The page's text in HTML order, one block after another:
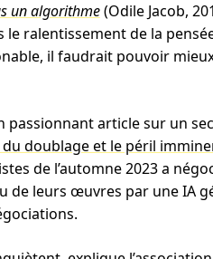
un algorithme(Odile Jacob,
ralentissement de la
il faudrait pouvoir
passionnant article sur un
doublage et le péril
de l’automne 2023 a
de leurs œuvres par une IA